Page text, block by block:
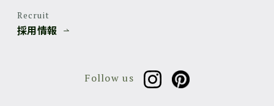
Recruit
採用情報
Follow us